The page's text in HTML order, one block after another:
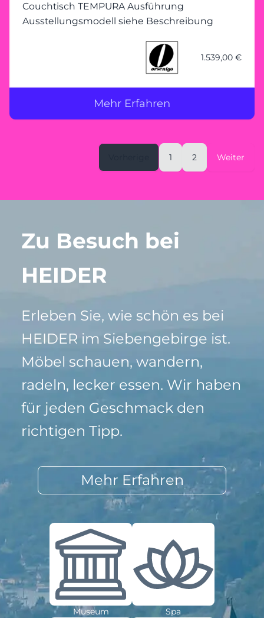
Couchtisch TEMPURA Ausführung
Ausstellungsmodell siehe Beschreibung
1.539,00 €
Mehr Erfahren
1 2 Weiter
Zu Besuch bei
HEIDER
Erleben Sie, wie schön es bei
HEIDER im Siebengebirge ist.
Möbel schauen, wandern,
radeln, lecker essen. Wir haben
für jeden Geschmack den
richtigen Tipp.
Mehr Erfahren
Museum Spa